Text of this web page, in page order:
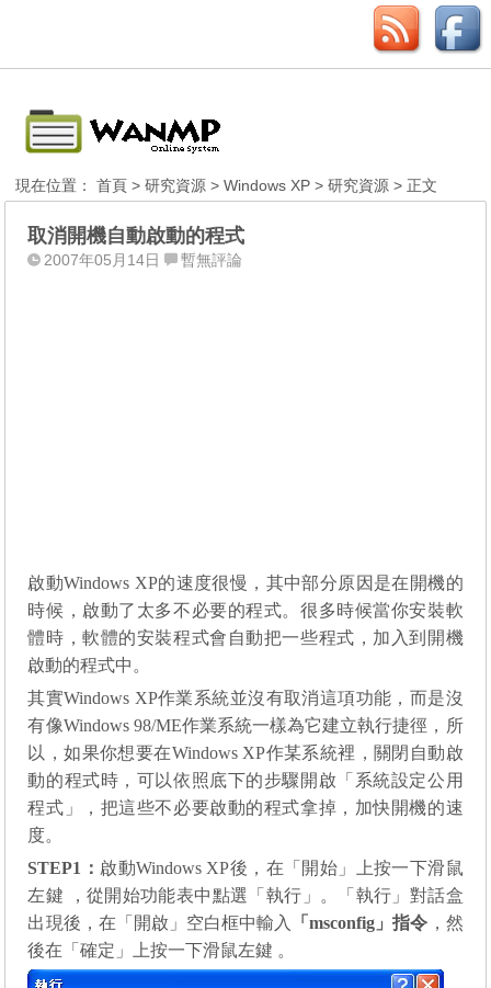
現在位置：首頁 >研究資源 >Windows XP >研究資源 > 正文
取消開機自動啟動的程式
2007年05月14日 暫無評論
啟動Windows XP的速度很慢，其中部分原因是在開機的
時候，啟動了太多不必要的程式。很多時候當你安裝軟
體時，軟體的安裝程式會自動把一些程式，加入到開機
啟動的程式中。
其實Windows XP作業系統並沒有取消這項功能，而是沒
有像Windows 98/ME作業系統一樣為它建立執行捷徑，所
以，如果你想要在Windows XP作某系統裡，關閉自動啟
動的程式時，可以依照底下的步驟開啟「系統設定公用
程式」
，把這些不必要啟動的程式拿掉，加快開機的速
度。
STEP1 ： 啟動Windows XP後，在「開始」上按一下滑鼠
左鍵 ，從開始功能表中點選「執行」。「執行」對話盒
出現後，在「開啟」空白框中輸入
「msconfig 」指令 ，然
後在「確定」上按一下滑鼠左鍵 。